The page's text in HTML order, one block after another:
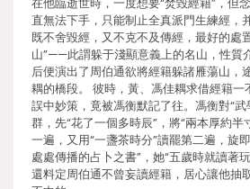
直無法下手，只能制止全真派門生練經，
既不舍毀經，又不克不及傳經，最好的處
山”——此謂躲于淺顯意義上的名山，性質
后便演出了周伯通欲將經籍躲諸雁蕩山，
耦的橋段。 彼時，黃、馮佳耦求借經籍一
誤中妙策，竟被馮衡默記了往。馮衡對“
群，先“花了一個多時辰”，將“兩本厚約半
一遍，又用“一盞茶時分”讀罷第二遍，旋
處處傳播的占卜之書”，她“五歲時就讀著
還料定周伯通不曾妄讀經籍，居心讓他抽